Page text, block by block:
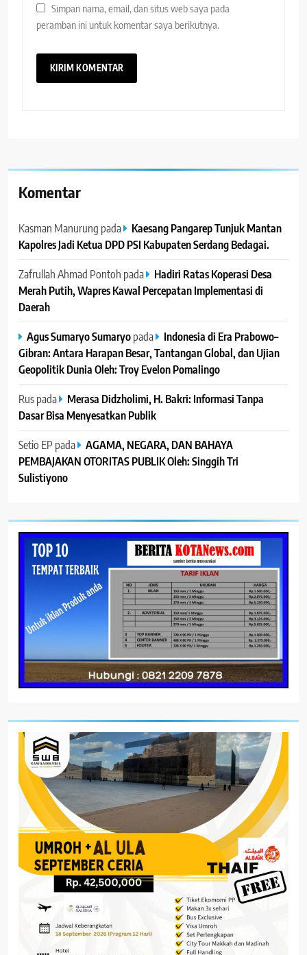
Simpan nama, email, dan situs web saya pada
peramban ini untuk komentar saya berikutnya.
Komentar
Kasman Manurung pada
Kaesang Pangarep Tunjuk Mantan
Kapolres Jadi Ketua DPD PSI Kabupaten Serdang Bedagai. ‎ ‎
Zafrullah Ahmad Pontoh pada
Hadiri Ratas Koperasi Desa
Merah Putih, Wapres Kawal Percepatan Implementasi di
Daerah
Agus Sumaryo Sumaryopada
Indonesia di Era Prabowo–
Gibran: Antara Harapan Besar, Tantangan Global, dan Ujian
Geopolitik Dunia Oleh: Troy Evelon Pomalingo
Ruspada
Merasa Didzholimi, H. Bakri: Informasi Tanpa
Dasar Bisa Menyesatkan Publik
Setio EP pada
AGAMA, NEGARA, DAN BAHAYA
PEMBAJAKAN OTORITAS PUBLIK Oleh: Singgih Tri
Sulistiyono